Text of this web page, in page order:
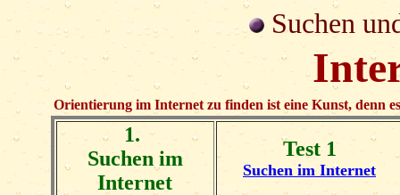
Suchen
Orientierung im Internet zu finden ist eine Kunst, denn
1.
Suchen im
Internet
Test 1
Suchen im Internet